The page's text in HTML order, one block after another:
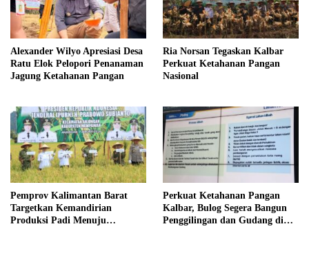
Alexander Wilyo Apresiasi Desa
Ratu Elok Pelopori Penanaman
Jagung Ketahanan Pangan
Ria Norsan Tegaskan Kalbar
Perkuat Ketahanan Pangan
Nasional
Pemprov Kalimantan Barat
Targetkan Kemandirian
Produksi Padi Menuju
Perkuat Ketahanan Pangan
Kalbar, Bulog Segera Bangun
Penggilingan dan Gudang di